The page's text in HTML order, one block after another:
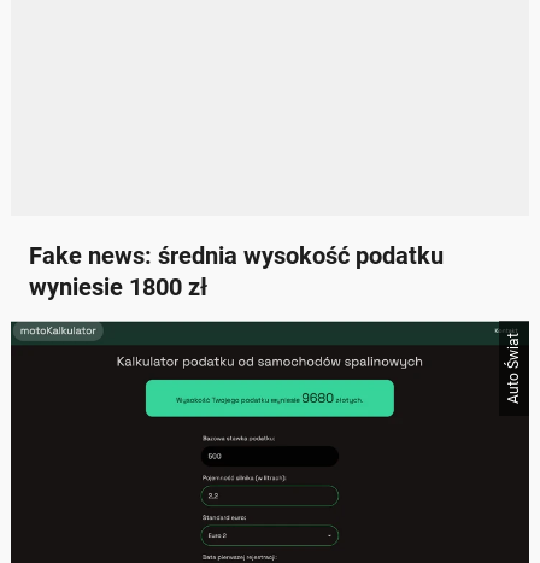
Fake news: średnia wysokość podatku
wyniesie 1800 zł
Auto Świat